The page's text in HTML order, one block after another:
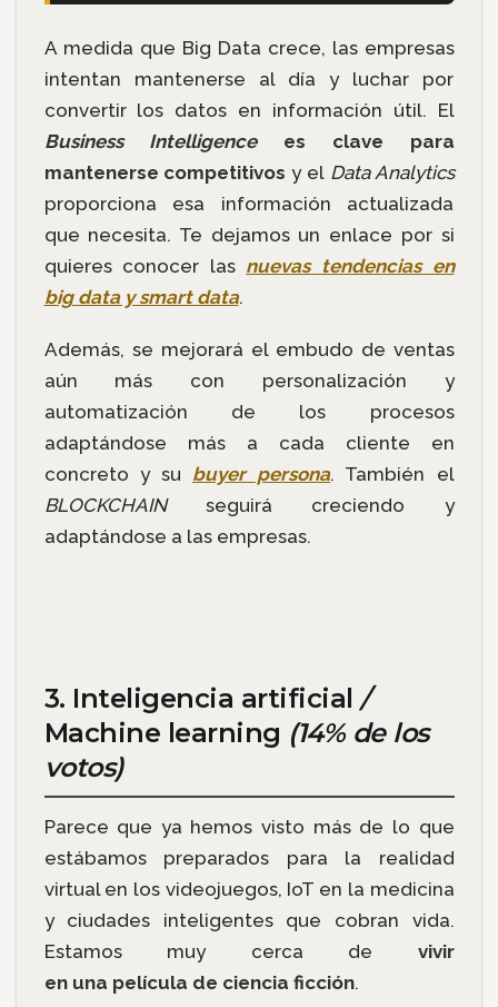
A medida que Big Data crece, las empresas
intentan mantenerse al día y luchar por
convertir los datos en información útil. El
Business Intelligencees clave para
mantenerse competitivos y el Data Analytics
proporciona esa información actualizada
que necesita. Te dejamos un enlace por si
quieres conocer las nuevas tendencias en
big data y smart data.
Además, se mejorará el embudo de ventas
aún más con personalización y
automatización de los procesos
adaptándose más a cada cliente en
concreto y su buyer persona. También el
BLOCKCHAINseguirá creciendo y
adaptándose a las empresas.
3. Inteligencia artificial /
Machine learning (14% de los
votos)
Parece que ya hemos visto más de lo que
estábamos preparados para la realidad
virtual en los videojuegos, IoT en la medicina
y ciudades inteligentes que cobran vida.
Estamos muy cerca de vivir
en una película de ciencia ficción.